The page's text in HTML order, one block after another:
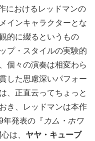
におけるレッドマンの
インキャラクターとな
的に綴るというもの
プ・スタイルの実験的
個々の演奏は相変わら
した思慮深いパフォー
、正直云ってちょっと
き、レッドマンは本作
年発表の『 カム・ホワ
は、 ヤヤ・キューブ